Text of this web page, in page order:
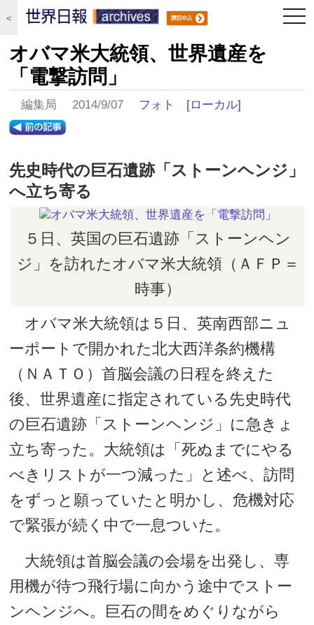
＜
オバマ米大統領、世界遺産を
「電撃訪問」
編集局 2014/9/07 フォト [ローカル]
先史時代の巨石遺跡「ストーンヘンジ」
へ立ち寄る
５日、英国の巨石遺跡「ストーンヘン
ジ」を訪れたオバマ米大統領（ＡＦＰ＝
時事）
オバマ米大統領は５日、英南西部ニュ
ーポートで開かれた北大西洋条約機構
（ＮＡＴＯ）首脳会議の日程を終えた
後、世界遺産に指定されている先史時代
の巨石遺跡「ストーンヘンジ」に急きょ
立ち寄った。大統領は「死ぬまでにやる
べきリストが一つ減った」と述べ、訪問
をずっと願っていたと明かし、危機対応
で緊張が続く中で一息ついた。
大統領は首脳会議の会場を出発し、専
用機が待つ飛行場に向かう途中でストー
ンヘンジへ。巨石の間をめぐりながら